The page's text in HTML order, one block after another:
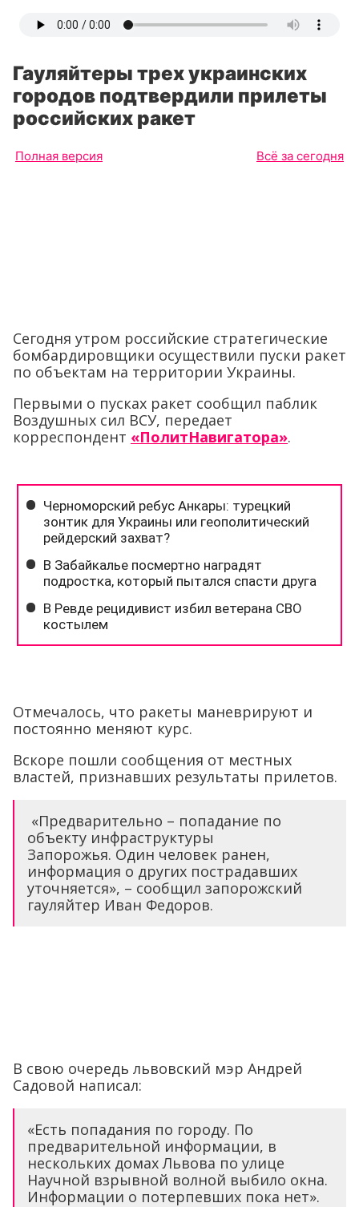
Гауляйтеры трех украинских
городов подтвердили прилеты
российских ракет
Полная версия Всё за сегодня
Сегодня утром российские стратегические
бомбардировщики осуществили пуски ракет
по объектам на территории Украины.
Первыми о пусках ракет сообщил паблик
Воздушных сил ВСУ, передает
корреспондент «ПолитНавигатора».
Отмечалось, что ракеты маневрируют и
постоянно меняют курс.
Вскоре пошли сообщения от местных
властей, признавших результаты прилетов.
«Предварительно – попадание по
объекту инфраструктуры
Запорожья. Один человек ранен,
информация о других пострадавших
уточняется», – сообщил запорожский
гауляйтер Иван Федоров.
В свою очередь львовский мэр Андрей
Садовой написал:
«Есть попадания по городу. По
предварительной информации, в
нескольких домах Львова по улице
Научной взрывной волной выбило окна.
Информации о потерпевших пока нет».